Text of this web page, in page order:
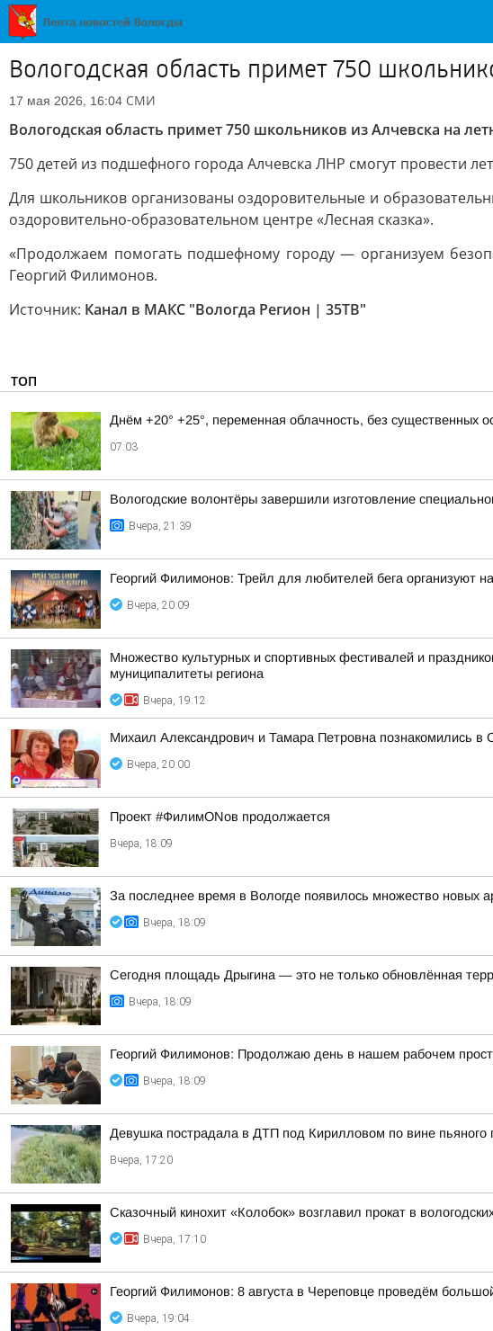
Вологодская область примет 750
17 мая 2026, 16:04 СМИ
Вологодская область примет 750 школьников из Алчевска на
750 детей из подшефного города Алчевска ЛНР смогут провести
Для школьников организованы оздоровительные и
оздоровительно-образовательном центре «Лесная сказка».
«Продолжаем помогать подшефному городу — организуем
Георгий Филимонов.
Источник: Канал в МАКС "Вологда Регион | 35ТВ"
ТОП
Днём +20° +25°, переменная облачность, без существенных
07:03
Вологодские волонтёры завершили изготовление
Вчера, 21:39
Георгий Филимонов: Трейл для любителей бега организуют
Вчера, 20:09
Множество культурных и спортивных фестивалей и
муниципалитеты региона
Вчера, 19:12
Михаил Александрович и Тамара Петровна познакомились в
Вчера, 20:00
Проект #ФилимONов продолжается
Вчера, 18:09
За последнее время в Вологде появилось множество новых
Вчера, 18:09
Сегодня площадь Дрыгина — это не только обновлённая
Вчера, 18:09
Георгий Филимонов: Продолжаю день в нашем рабочем
Вчера, 18:09
Девушка пострадала в ДТП под Кирилловом по вине пьяного
Вчера, 17:20
Сказочный кинохит «Колобок» возглавил прокат в
Вчера, 17:10
Георгий Филимонов: 8 августа в Череповце проведём
Вчера, 19:04